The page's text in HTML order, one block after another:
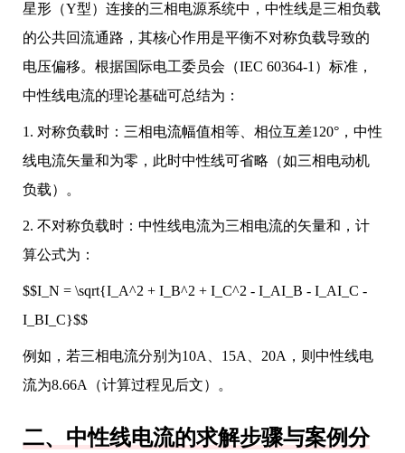
星形（Y型）连接的三相电源系统中，中性线是三相负载
的公共回流通路，其核心作用是平衡不对称负载导致的
电压偏移。根据国际电工委员会（IEC 60364-1）标准，
中性线电流的理论基础可总结为：
1. 对称负载时：三相电流幅值相等、相位互差120°，中性
线电流矢量和为零，此时中性线可省略（如三相电动机
负载）。
2. 不对称负载时：中性线电流为三相电流的矢量和，计
算公式为：
$$I_N = \sqrt{I_A^2 + I_B^2 + I_C^2 - I_AI_B - I_AI_C -
I_BI_C}$$
例如，若三相电流分别为10A、15A、20A，则中性线电
流为8.66A（计算过程见后文）。
二、中性线电流的求解步骤与案例分